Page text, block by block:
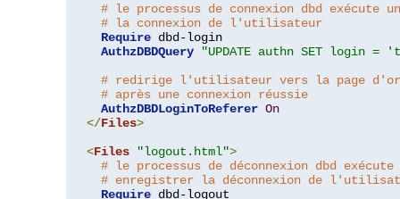
# le processus de connexion dbd exécute
# la connexion de l'utilisateur
Require dbd-login
AuthzDBDQuery
"UPDATE authn SET login =
# redirige l'utilisateur vers la page
# après une connexion réussie
AuthzDBDLoginToReferer On
</Files>
<Files "logout.html">
# le processus de déconnexion dbd
# enregistrer la déconnexion de
Require dbd-logout